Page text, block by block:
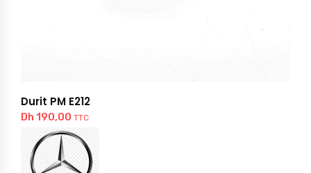
Durit PM E212
Dh 190,00 TTC